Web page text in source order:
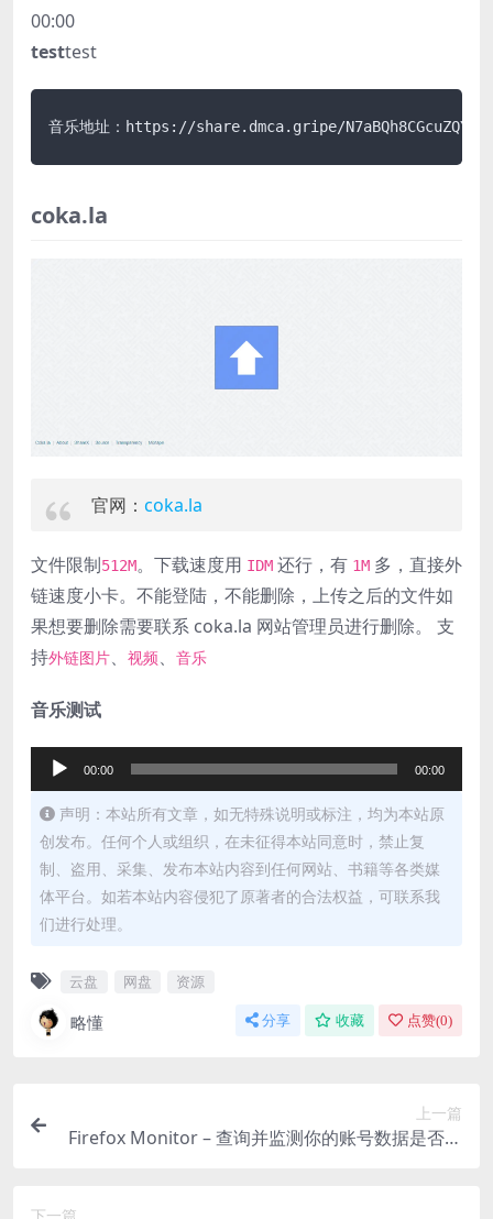
00:00
testtest
coka.la
官网： coka.la
文件限制512M。下载速度用 IDM 还行，有 1M 多，直接外
链速度小卡。不能登陆，不能删除，上传之后的文件如
果想要删除需要联系 coka.la 网站管理员进行删除。 支
持外链图片、 视频、 音乐
音乐测试
频
播
放
器
00:00 00:00
声明：本站所有文章，如无特殊说明或标注，均为本站原
创发布。任何个人或组织，在未征得本站同意时，禁止复
制、盗用、采集、发布本站内容到任何网站、书籍等各类媒
体平台。如若本站内容侵犯了原著者的合法权益，可联系我
们进行处理。
云盘 网盘 资源
略懂 分享 收藏 点赞(0)
上一篇
Firefox Monitor – 查询并监测你的账号数据是否泄